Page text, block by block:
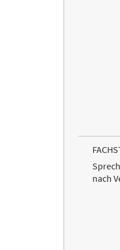
nach